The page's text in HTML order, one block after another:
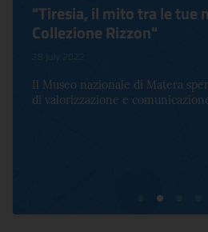
"Tiresia, il mito tra le tue
Collezione Rizzon"
28 July 2022
Il Museo nazionale di Matera
di valorizzazione e